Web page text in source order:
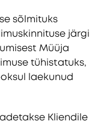
sõlmituks
järgi
Müüja
tühistatuks,
laekunud
Kliendile